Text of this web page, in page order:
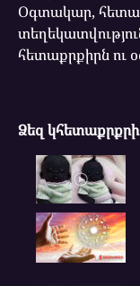
Օգտակար,
հետաքրքիրն ու
Ձեզ